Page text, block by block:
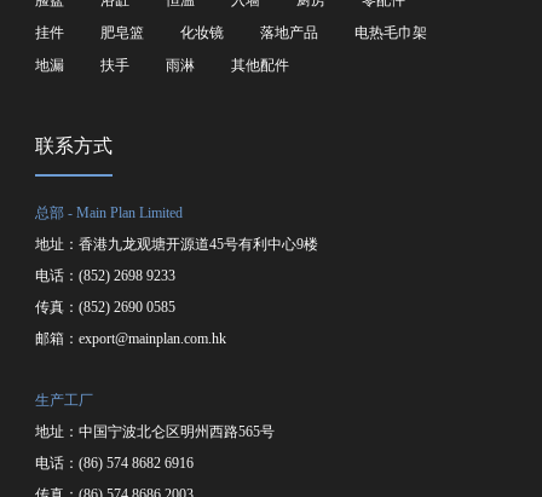
挂件
肥皂篮 化妆镜 落地产品
电热毛巾架
地漏
扶手 雨淋 其他配件
联系方式
总部 - Main Plan Limited
地址：香港九龙观塘开源道45号有利中心9楼
电话：(852) 2698 9233
传真：(852) 2690 0585
邮箱：export@mainplan.com.hk
生产工厂
地址：中国宁波北仑区明州西路565号
电话：(86) 574 8682 6916